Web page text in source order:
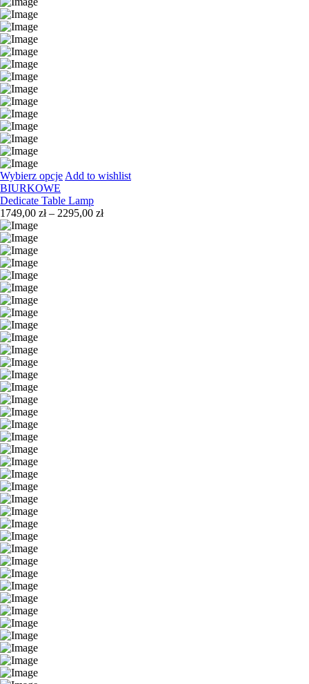
Wybierz opcje Add to wishlist
BIURKOWE
Dedicate Table Lamp
1749,00 zł – 2295,00 złZakres